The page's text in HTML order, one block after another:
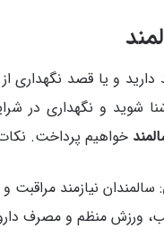
و یا قصد نگهداری
شوید و نگهداری در
خواهیم پرداخت.
نیازمند
ورزش منظم و مصرف